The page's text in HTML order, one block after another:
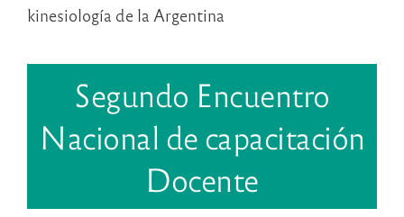
kinesiología de la Argentina
Segundo Encuentro
Nacional de capacitación
Docente